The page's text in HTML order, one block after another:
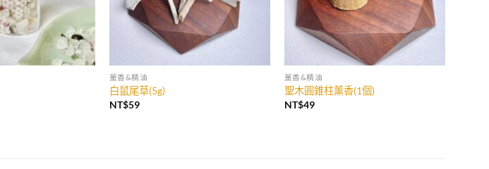
薰香&精油
白鼠尾草(5g)
NT$59
薰香&精油
聖木圓錐柱薰香(1個)
NT$49